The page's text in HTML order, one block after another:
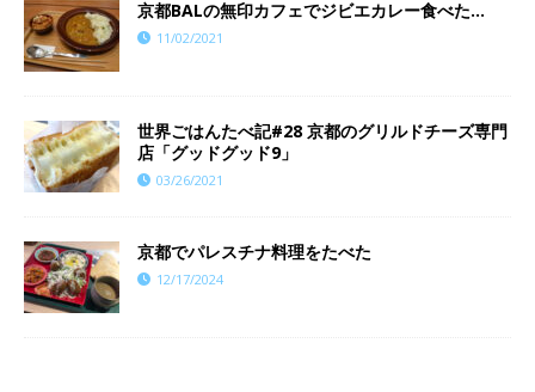
京都BALの無印カフェでジビエカレー食べた…
11/02/2021
世界ごはんたべ記#28 京都のグリルドチーズ専門
店「グッドグッド9」
03/26/2021
京都でパレスチナ料理をたべた
12/17/2024